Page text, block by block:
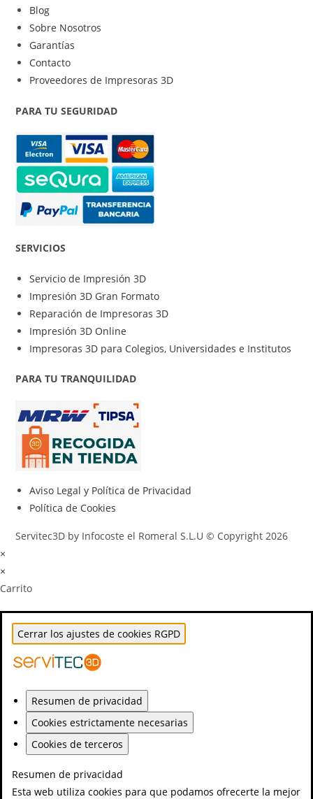
Blog
Sobre Nosotros
Garantías
Contacto
Proveedores de Impresoras 3D
PARA TU SEGURIDAD
SERVICIOS
Servicio de Impresión 3D
Impresión 3D Gran Formato
Reparación de Impresoras 3D
Impresión 3D Online
Impresoras 3D para Colegios, Universidades e Institutos
PARA TU TRANQUILIDAD
Aviso Legal y Política de Privacidad
Política de Cookies
Servitec3D by Infocoste el Romeral S.L.U © Copyright 2026
×
×
Carrito
Cerrar los ajustes de cookies RGPD
Resumen de privacidad
Cookies estrictamente necesarias
Cookies de terceros
Resumen de privacidad
Esta web utiliza cookies para que podamos ofrecerte la mejor